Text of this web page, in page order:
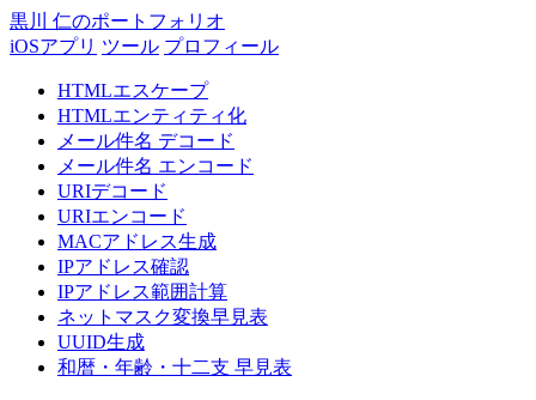
黒川 仁のポートフォリオ
iOSアプリ ツール プロフィール
HTMLエスケープ
HTMLエンティティ化
メール件名 デコード
メール件名 エンコード
URIデコード
URIエンコード
MACアドレス生成
IPアドレス確認
IPアドレス範囲計算
ネットマスク変換早見表
UUID生成
和暦・年齢・十二支 早見表